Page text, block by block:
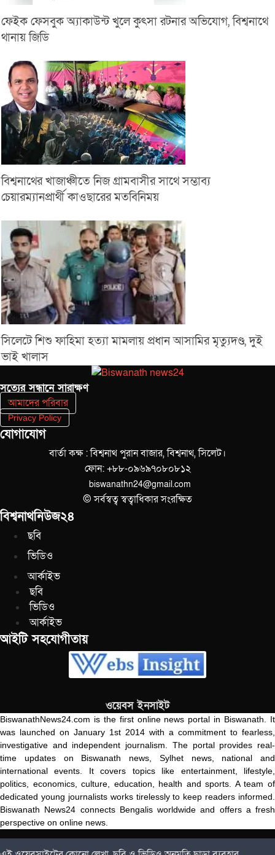
ফেইক ফেসবুক অ্যাকাউন্ট খুলে কুৎসা রটনার অভিযোগ, বিশ্বনাথে
থানায় জিডি
বিশ্বনাথের খাজাঞ্চীতে নিজ গ্রামবাসীর সাথে সম্ভাব্য
চেয়ারম্যানপ্রার্থী কাওছারের মতবিনিময়
সিলেটে শিশু ফাহিমা হত্যা মামলায় প্রধান আসামির মৃত্যুদণ্ড, দুই
ভাই খালাস
সত‌্যের সন্ধানে সারাক্ষণ
আমাদের পরিবার
Privacy Policy
যোগাযোগ
বার্তা কক্ষ : বিশ্বনাথ পুরান বাজার, বিশ্বনাথ, সিলেট।
ফোন: +৮৮-০৯৬৯৭০৮০৮১২
biswanathn24@gmail.com
© সর্বস্বত্ব স্বত্বাধিকার সংরক্ষিত
বিশ্বনাথনিউজ২৪
ছবি
ভিডিও
আর্কাইভ
ছবি
ভিডিও
আর্কাইভ
আইটি সহযোগীতায়
ওয়েবস ইনসাইট
BiswanathNews24.com is the first online news portal in Biswanath. It
was launched on January 1st 2014 with a commitment to fearless,
investigative and independent journalism. The portal provides real-
time updates on Biswanath news, Sylhet news, national and
international events. It covers topics like entertainment, lifestyle,
politics, economics, culture, education, health and sports. A team of
dedicated young journalists works tirelessly to keep readers informed.
Biswanath News24 connects Bengalis worldwide and offers a fresh
perspective on online news.